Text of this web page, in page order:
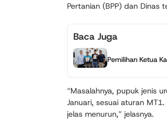
Pertanian (BPP) dan Dinas
Baca Juga
Pemilihan Ketua
“Masalahnya, pupuk jenis
Januari, sesuai aturan
jelas menurun,” jelasnya.